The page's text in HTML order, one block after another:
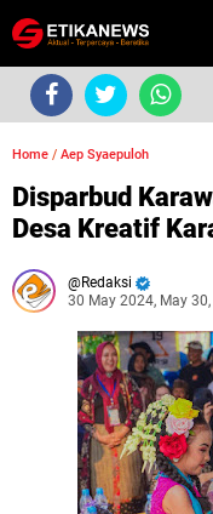
Home / Aep Syaepuloh
Disparbud
Desa Kreatif
Redaksi
30 May 2024, May